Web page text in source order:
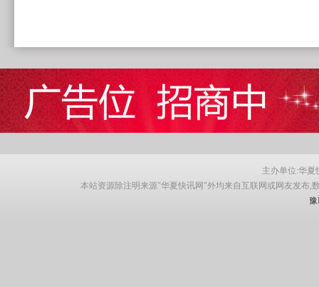
主办单位:华夏
本站资源除注明来源"华夏快讯网"外均来自互联网或网友发布,
豫